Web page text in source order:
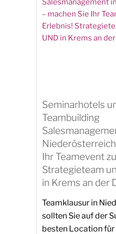
Seminarhotels
Teambuilding
Ihr Teamevent
Strategieteam
in Krems an der
Teamklausur in
sollten Sie auf der
besten Location für